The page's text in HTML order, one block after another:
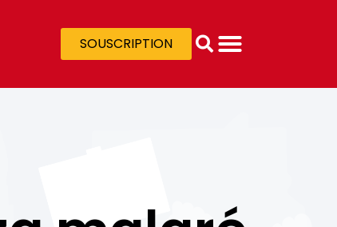
SOUSCRIPTION